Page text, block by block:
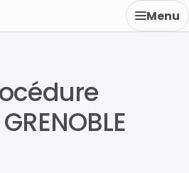
Menu